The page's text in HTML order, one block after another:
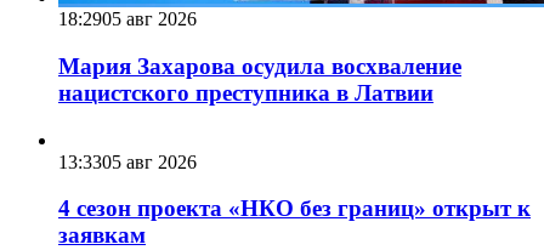
18:2905 авг 2026
Мария Захарова осудила восхваление
нацистского преступника в Латвии
13:3305 авг 2026
4 сезон проекта «НКО без границ» открыт к
заявкам